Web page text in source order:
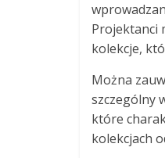
Projektanci
kolekcje,
Można
szczególny
które
kolekcjach